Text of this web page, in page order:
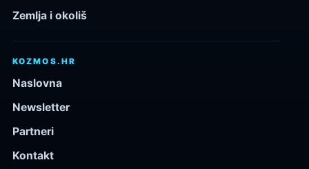
Zemlja i okoliš
KOZMOS.HR
Naslovna
Newsletter
Partneri
Kontakt